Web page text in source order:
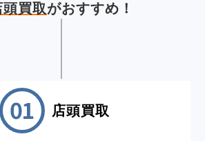
頭買取がおすすめ！
店頭買取